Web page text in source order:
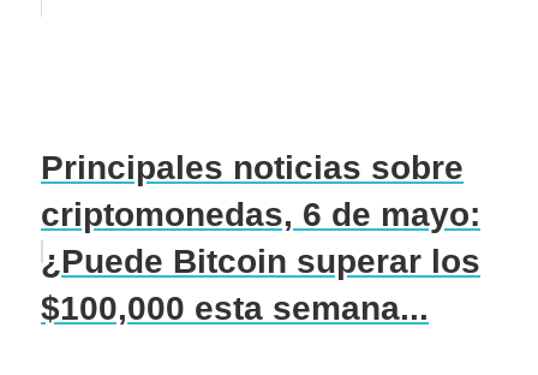
Principales noticias sobre
criptomonedas, 6 de mayo:
¿Puede Bitcoin superar los
$100,000 esta semana...